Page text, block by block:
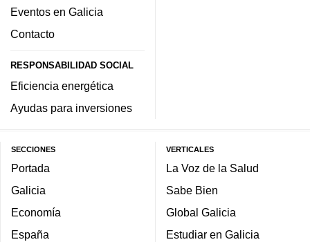
Eventos en Galicia
Contacto
RESPONSABILIDAD SOCIAL
Eficiencia energética
Ayudas para inversiones
SECCIONES
Portada
Galicia
Economía
España
VERTICALES
La Voz de la Salud
Sabe Bien
Global Galicia
Estudiar en Galicia